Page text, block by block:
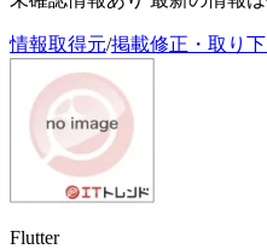
情報取得元/掲載修正・取り
Flutter